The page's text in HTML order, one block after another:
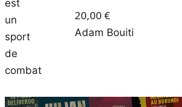
20,00 €
Adam Bouiti